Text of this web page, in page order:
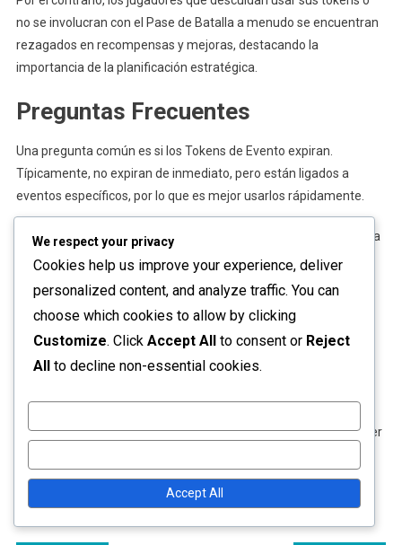
no se involucran con el Pase de Batalla a menudo se encuentran
rezagados en recompensas y mejoras, destacando la
importancia de la planificación estratégica.
Preguntas Frecuentes
Una pregunta común es si los Tokens de Evento expiran.
Típicamente, no expiran de inmediato, pero están ligados a
eventos específicos, por lo que es mejor usarlos rápidamente.
Otra consulta frecuente es sobre las mejores recompensas para
comprar con Tokens de Evento. Los jugadores deben centrarse
en mejoras y artículos que mejoren su jugabilidad en lugar de
Conclusión
significativamente tu experiencia en Mech Arena. Al comprender
comunes, los jugadores pueden maximizar sus recompensas y
disfrutar del juego al máximo.
We respect your privacy
Cookies help us improve your experience, deliver
personalized content, and analyze traffic. You can
choose which cookies to allow by clicking
Customize. Click Accept All to consent or Reject
All to decline non-essential cookies.
Accept All